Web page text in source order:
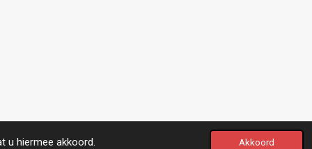
u hiermee akkoord. Akkoord